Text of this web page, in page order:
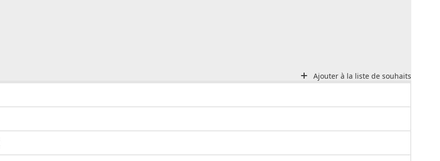
Ajouter à la liste de souhaits